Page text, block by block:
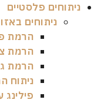
ניתוחים פלסטיים
ניתוחים באזור
הרמת פנים
הרמת
הרמת גבות
ניתוח
פילינג